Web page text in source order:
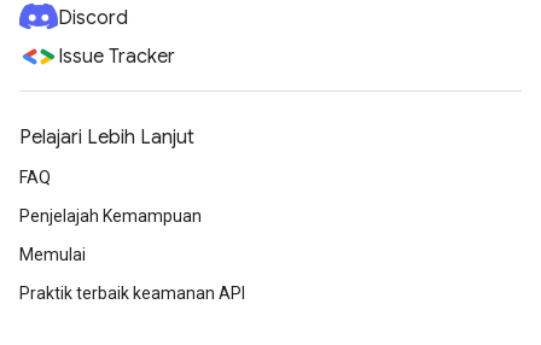
Discord
Issue Tracker
Pelajari Lebih Lanjut
FAQ
Penjelajah Kemampuan
Memulai
Praktik terbaik keamanan API